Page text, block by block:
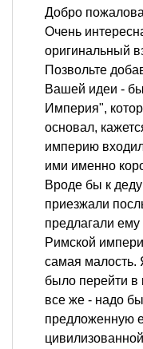
Добро
Очень
оригинальный
Позвольте
Вашей идеи -
Империя",
основал,
империю
ими именно
Вроде бы к
приезжали
предлагали
Римской
самая
было перейти в
все же - надо
предложенную